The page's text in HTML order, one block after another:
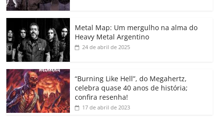
o
o
k
p a
ss
o
m
k h
Metal Map: Um mergulho na alma do
Heavy Metal Argentino
24 de abril de 2025
“Burning Like Hell”, do Megahertz,
celebra quase 40 anos de história;
confira resenha!
17 de abril de 2023